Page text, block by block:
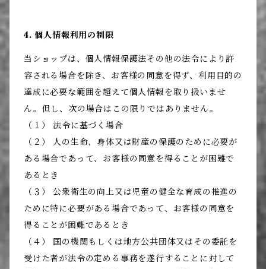
4. 個人情報利用の制限
当ショップは、個人情報保護法その他の法令により許
容される場合を除き、お客様の同意を得ず、利用目的の
達成に必要な範囲を超えて個人情報を取り扱いませ
ん。但し、次の場合はこの限りではありません。
（１） 法令に基づく場合
（２） 人の生命、身体又は財産の保護のために必要が
ある場合であって、お客様の同意を得ることが困難で
あるとき
（３） 公衆衛生の向上又は児童の健全な育成の推進の
ために特に必要がある場合であって、お客様の同意を
得ることが困難であるとき
（４） 国の機関もしくは地方公共団体又はその委託を
受けた者が法令の定める事務を遂行することに対して